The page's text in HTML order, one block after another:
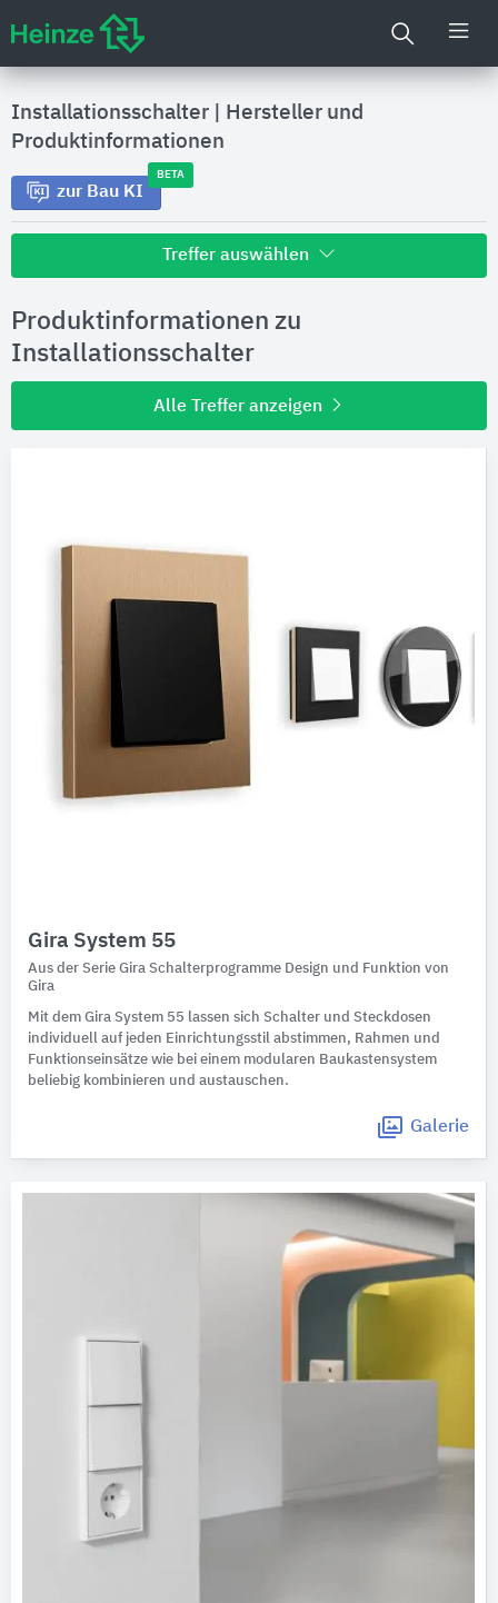
Installationsschalter
Hersteller und
Produktinformationen
zur Bau KI
BETA
Treffer auswählen
Hersteller
Produktinformationen
Ausschreibungstexte
CAD-Details
Architekturobjekte
Expertenprofile
Produktinformationen zu
Installationsschalter
Alle Treffer anzeigen
Gira System 55
Aus der Serie Gira Schalterprogramme Design und Funktion von
Gira
Mit dem Gira System 55 lassen sich Schalter und Steckdosen
individuell auf jeden Einrichtungsstil abstimmen, Rahmen und
Funktionseinsätze wie bei einem modularen Baukastensystem
beliebig kombinieren und austauschen.
Galerie